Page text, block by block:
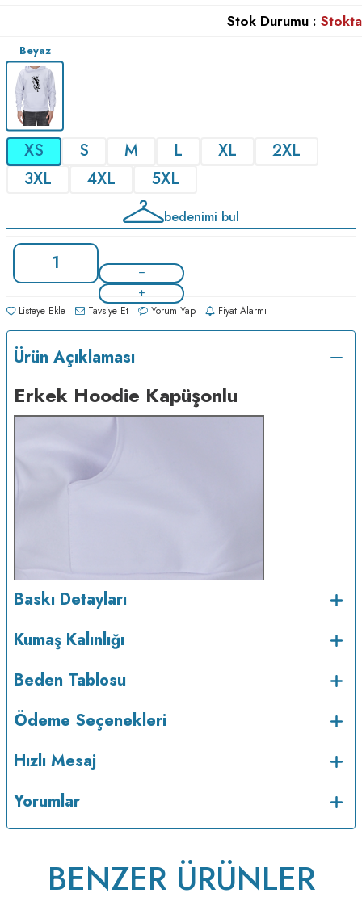
Stok Durumu : Stokta
Beyaz
XS S M L XL
2XL
3XL
4XL 5XL
bedenimi bul
Listeye Ekle Tavsiye Et Yorum Yap Fiyat Alarmı
Ürün Açıklaması
Erkek Hoodie Kapüşonlu
Baskı Detayları
Kumaş Kalınlığı
Beden Tablosu
Ödeme Seçenekleri
Hızlı Mesaj
Yorumlar
BENZER ÜRÜNLER